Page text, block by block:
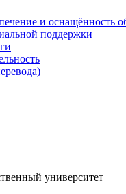
и оснащённость
поддержки
университет